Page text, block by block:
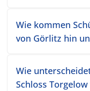
Wie kommen
von Görlitz hin
Toggle accordion
Wie
Schloss
Toggle accordion